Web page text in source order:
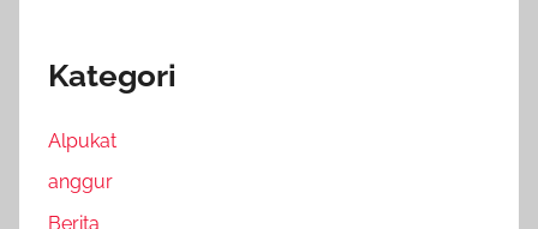
Kategori
Alpukat
anggur
Berita